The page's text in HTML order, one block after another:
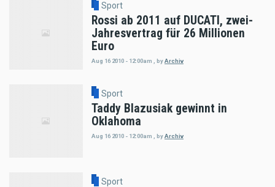
Sport
Rossi ab 2011 auf DUCATI, zwei-
Jahresvertrag für 26 Millionen
Euro
Aug 16 2010 - 12:00am , byArchiv
Sport
Taddy Blazusiak gewinnt in
Oklahoma
Aug 16 2010 - 12:00am byArchiv
Sport